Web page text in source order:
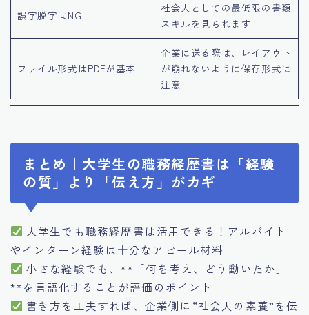
誤字脱字はNG
社会人としての最低限の書類
スキルを見られます
ファイル形式はPDFが基本
企業に送る際は、レイアウト
が崩れないように保存形式に
注意
まとめ｜大学生の職務経歴書は「経験
の質」より「伝え方」がカギ
大学生でも職務経歴書は活用できる！アルバイト
やインターン経験は十分なアピール材料
小さな経験でも、**「何を考え、どう動いたか」
**を言語化することが評価のポイント
書き方を工夫すれば、企業側に“社会人の素養”を伝